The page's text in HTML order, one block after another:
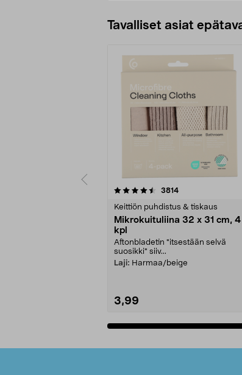
Tavalliset asiat
3814arvostelut
Keittiön puhdistus & tiskaus
Mikrokuituliina 32 x 31 cm, 4
kpl
Aftonbladetin "itsestään selvä
suosikki" siiv...
Laji: Harmaa/beige
3,99
4.5viidestä